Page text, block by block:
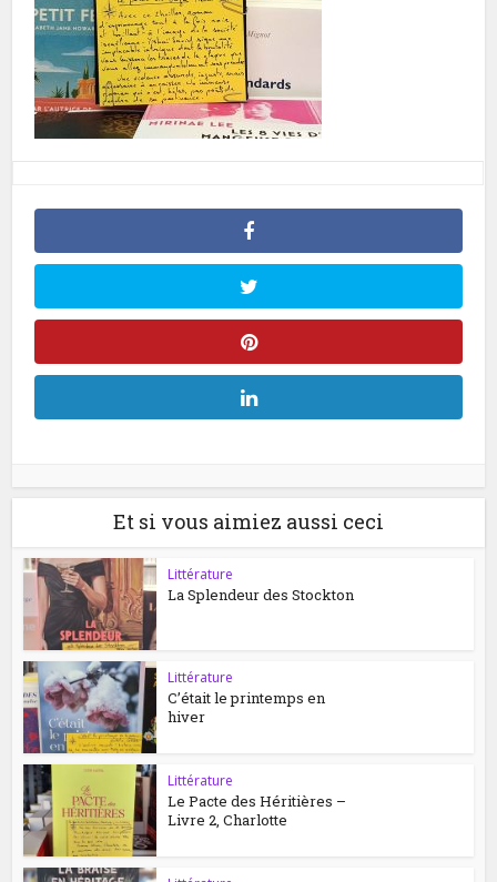
Et si vous aimiez aussi ceci
Littérature
La Splendeur des Stockton
Littérature
C’était le printemps en
hiver
Littérature
Le Pacte des Héritières –
Livre 2, Charlotte